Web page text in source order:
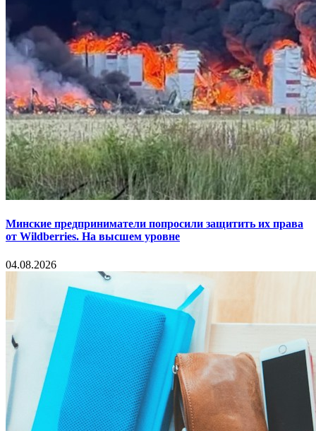
Минские предприниматели попросили защитить их права
от Wildberries. На высшем уровне
04.08.2026